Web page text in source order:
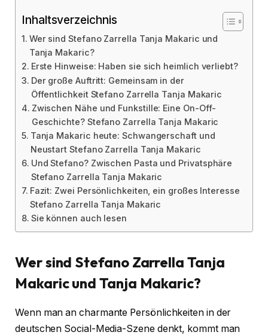
Inhaltsverzeichnis
Wer sind Stefano Zarrella Tanja Makaric und
Tanja Makaric?
Erste Hinweise: Haben sie sich heimlich verliebt?
Der große Auftritt: Gemeinsam in der
Öffentlichkeit Stefano Zarrella Tanja Makaric
Zwischen Nähe und Funkstille: Eine On-Off-
Geschichte? Stefano Zarrella Tanja Makaric
Tanja Makaric heute: Schwangerschaft und
Neustart Stefano Zarrella Tanja Makaric
Und Stefano? Zwischen Pasta und Privatsphäre
Stefano Zarrella Tanja Makaric
Fazit: Zwei Persönlichkeiten, ein großes Interesse
Stefano Zarrella Tanja Makaric
Sie können auch lesen
Wer sind Stefano Zarrella Tanja
Makaric und Tanja Makaric?
Wenn man an charmante Persönlichkeiten in der
deutschen Social-Media-Szene denkt, kommt man